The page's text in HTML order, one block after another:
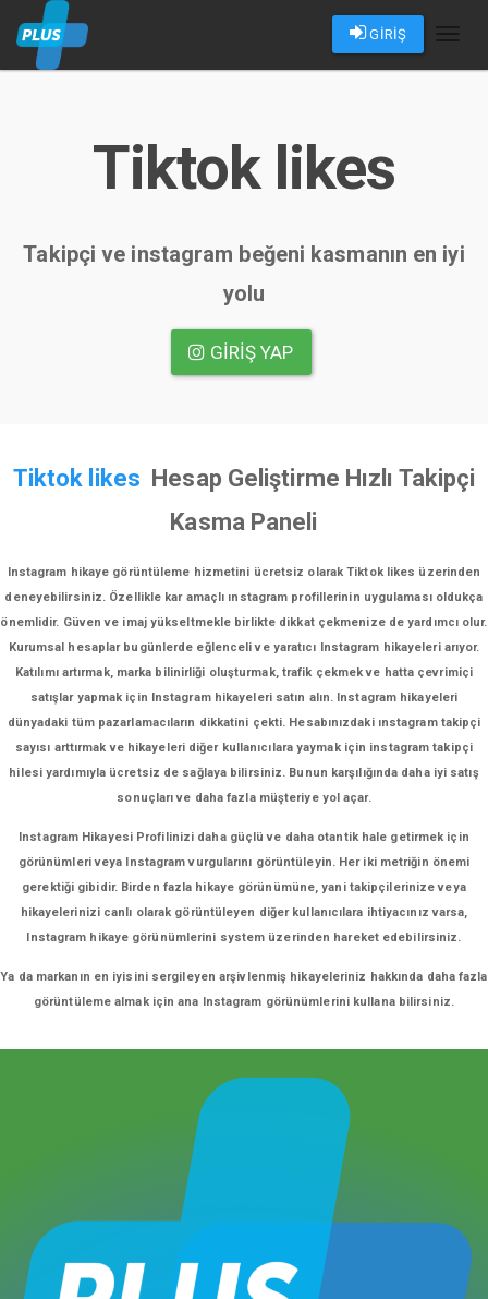
GİRİŞ
Tiktok likes
Takipçi ve instagram beğeni kasmanın en iyi
yolu
GIRIŞ YAP
Tiktok likes Hesap Geliştirme Hızlı Takipçi
Kasma Paneli
Instagram hikaye görüntüleme hizmetini ücretsiz olarak Tiktok likes üzerinden
deneyebilirsiniz. Özellikle kar amaçlı ınstagram profillerinin uygulaması oldukça
önemlidir. Güven ve imaj yükseltmekle birlikte dikkat çekmenize de yardımcı olur.
Kurumsal hesaplar bugünlerde eğlenceli ve yaratıcı Instagram hikayeleri arıyor.
Katılımı artırmak, marka bilinirliği oluşturmak, trafik çekmek ve hatta çevrimiçi
satışlar yapmak için Instagram hikayeleri satın alın. Instagram hikayeleri
dünyadaki tüm pazarlamacıların dikkatini çekti. Hesabınızdaki ınstagram takipçi
sayısı arttırmak ve hikayeleri diğer kullanıcılara yaymak için instagram takipçi
hilesi yardımıyla ücretsiz de sağlaya bilirsiniz. Bunun karşılığında daha iyi satış
sonuçları ve daha fazla müşteriye yol açar.
Instagram Hikayesi Profilinizi daha güçlü ve daha otantik hale getirmek için
görünümleri veya Instagram vurgularını görüntüleyin. Her iki metriğin önemi
gerektiği gibidir. Birden fazla hikaye görünümüne, yani takipçilerinize veya
hikayelerinizi canlı olarak görüntüleyen diğer kullanıcılara ihtiyacınız varsa,
Instagram hikaye görünümlerini system üzerinden hareket edebilirsiniz.
Ya da markanın en iyisini sergileyen arşivlenmiş hikayeleriniz hakkında daha fazla
görüntüleme almak için ana Instagram görünümlerini kullana bilirsiniz.